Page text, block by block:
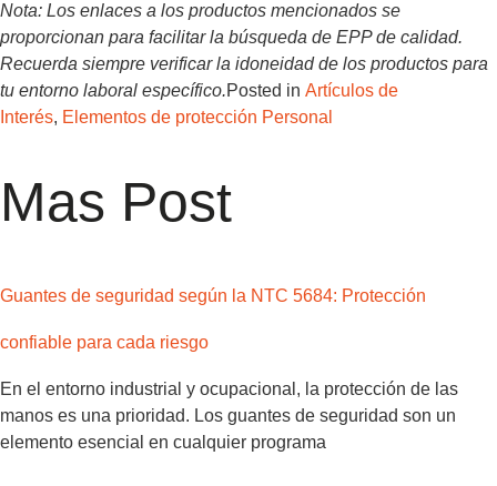
Nota: Los enlaces a los productos mencionados se
proporcionan para facilitar la búsqueda de EPP de calidad.
Recuerda siempre verificar la idoneidad de los productos para
tu entorno laboral específico.Posted in Artículos de
Interés, Elementos de protección Personal
Mas Post
Guantes de seguridad según la NTC 5684: Protección
confiable para cada riesgo
En el entorno industrial y ocupacional, la protección de las
manos es una prioridad. Los guantes de seguridad son un
elemento esencial en cualquier programa